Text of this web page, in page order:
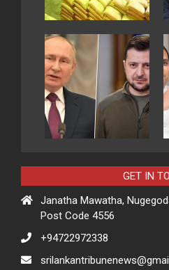
GET IN
Janatha Mawatha,
Post Code 4556
+94722972338